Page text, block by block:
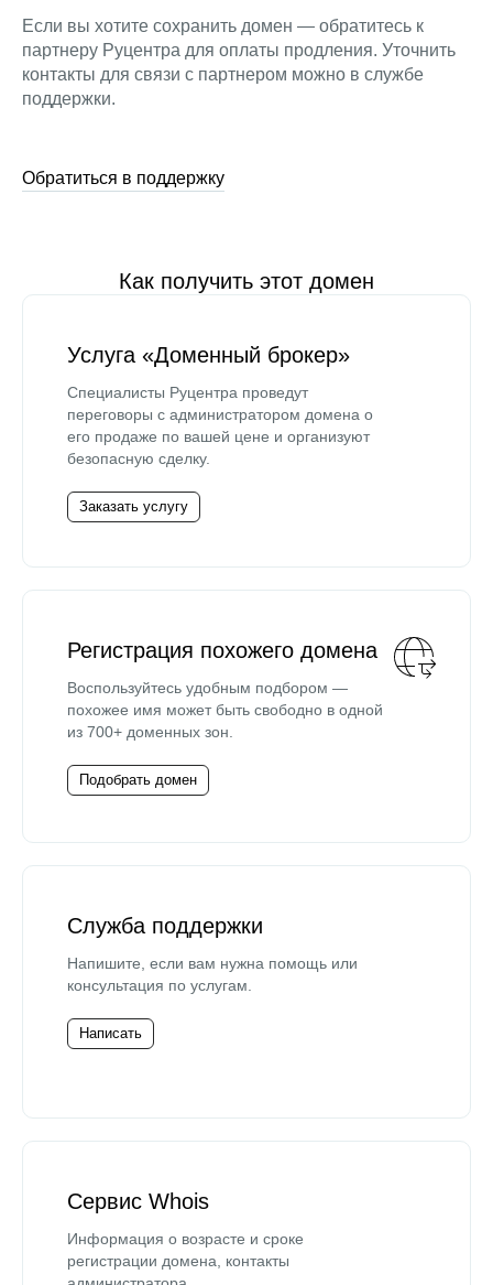
Если вы хотите сохранить домен — обратитесь к
партнеру Руцентра для оплаты продления. Уточнить
контакты для связи с партнером можно в службе
поддержки.
Обратиться в поддержку
Как получить этот домен
Услуга «Доменный брокер»
Специалисты Руцентра проведут
переговоры с администратором домена о
его продаже по вашей цене и организуют
безопасную сделку.
Заказать услугу
Регистрация похожего домена
Воспользуйтесь удобным подбором —
похожее имя может быть свободно в одной
из 700+ доменных зон.
Подобрать домен
Служба поддержки
Напишите, если вам нужна помощь или
консультация по услугам.
Написать
Сервис Whois
Информация о возрасте и сроке
регистрации домена, контакты